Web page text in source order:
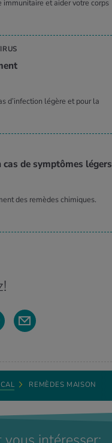
immunitaire et aider votre corps
d’infection légère et pour la
de symp­tômes légers
des remèdes chimiques.
REMÈDES MAISON